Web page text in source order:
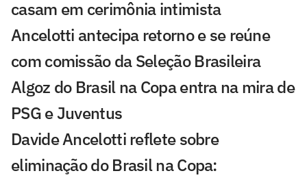
casam em cerimônia intimista
Ancelotti antecipa retorno e se reúne
com comissão da Seleção Brasileira
Algoz do Brasil na Copa entra na mira de
PSG e Juventus
Davide Ancelotti reflete sobre
eliminação do Brasil na Copa: